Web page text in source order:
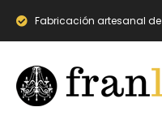
Fabricación artesanal de